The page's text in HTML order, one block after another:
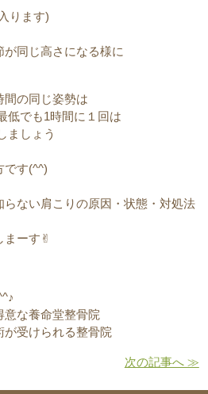
ります)
同じ高さになる様に
の同じ姿勢は
低でも1時間に１回は
ましょう
です(^^)
ない肩こりの原因・状態・対処法
まーす✌︎
意な養命堂整骨院
受けられる整骨院
次の記事へ ≫